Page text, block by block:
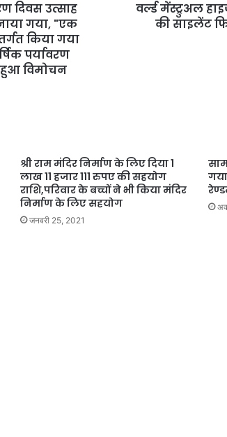
दिवस उत्साह
गया, "एक
किया गया
पर्यावरण
हुआ विमोचन
वर्ल्ड मेंस्ट्रुअल
की साइलेंट
श्री राम मंदिर निर्माण के लिए दिया 1
लाख 11 हजार 111 रुपए की सहयोग
राशि,परिवार के बच्चों ने भी किया मंदिर
निर्माण के लिए सहयोग
जनवरी 25, 2021